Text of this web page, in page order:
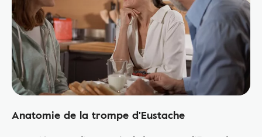
Anatomie de la trompe d'Eustache